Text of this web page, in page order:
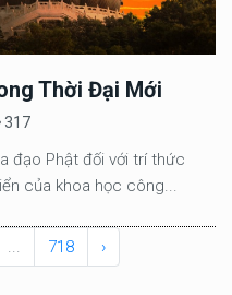
Thời Đại Mới
317
đạo Phật đối với trí thức
của khoa học công...
... 718 ›